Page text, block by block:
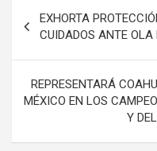
de
entradas
EXHORTA
CUIDADOS ANTE OLA
REPRESENTARÁ
MÉXICO EN LOS
Y